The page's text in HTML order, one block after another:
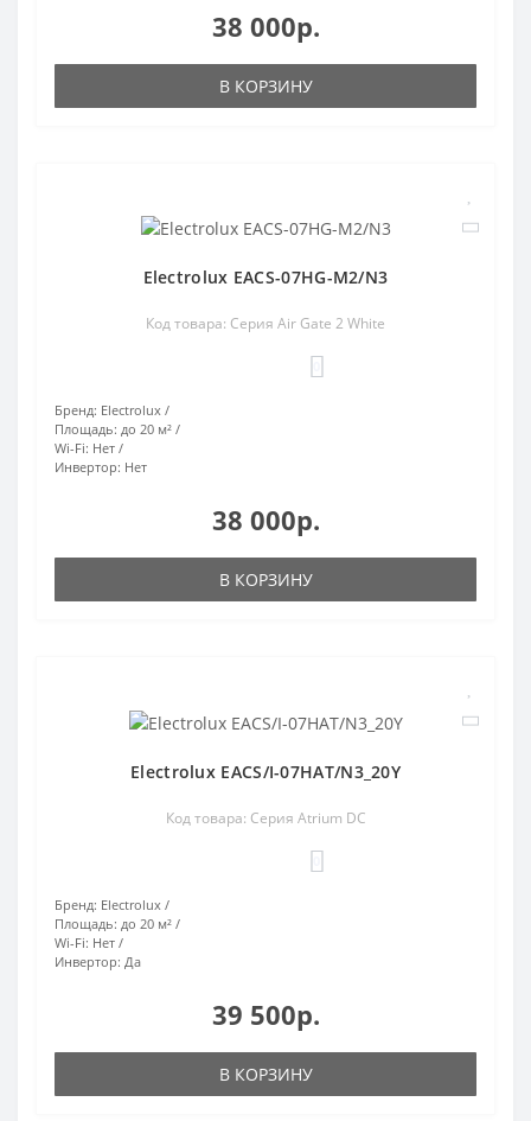
38 000р.
В КОРЗИНУ
Electrolux EACS-07HG-M2/N3
Код товара: Серия Air Gate 2 White
Бренд: Electrolux
Площадь: до 20 м²
Wi-Fi: Нет
Инвертор: Нет
38 000р.
В КОРЗИНУ
Electrolux EACS/I-07HAT/N3_20Y
Код товара: Серия Atrium DC
Бренд: Electrolux
Площадь: до 20 м²
Wi-Fi: Нет
Инвертор: Да
39 500р.
В КОРЗИНУ